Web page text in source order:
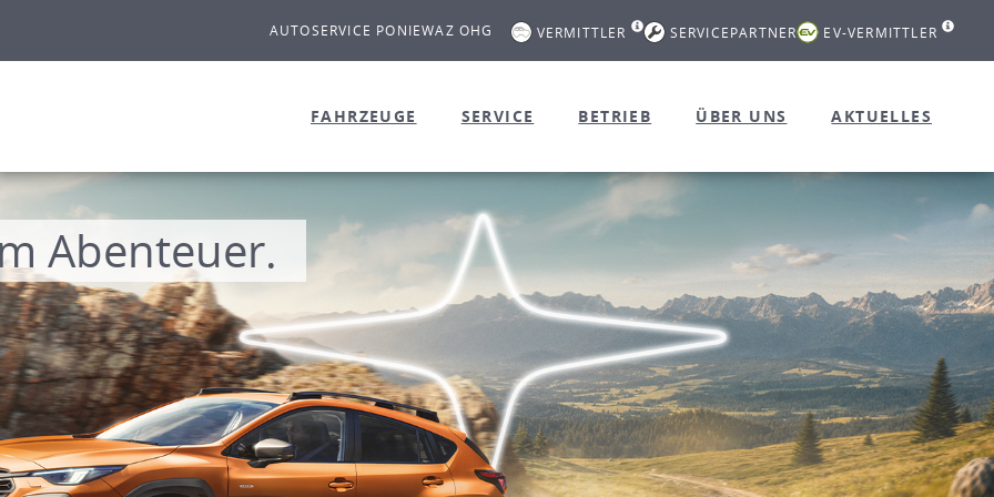
AUTOSERVICE PONIEWAZ OHG VERMITTLER SERVICEPARTNER EV-VERMITTLER
FAHRZEUGE SERVICE BETRIEB ÜBER UNS AKTUELLES
Mach deinen
vollelektrisch und zu Top-
MEHR ERFAHREN